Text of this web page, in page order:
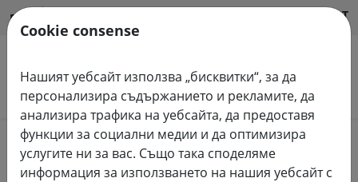
BG HILFE & SUPPORT
Търсене на продукти
Home Свещи LED
Cookie consense
Нашият уебсайт използва „бисквитки“, за да
персонализира съдържанието и рекламите, да
анализира трафика на уебсайта, да предоставя
функции за социални медии и да оптимизира
услугите ни за вас. Също така споделяме
информация за използването на нашия уебсайт с